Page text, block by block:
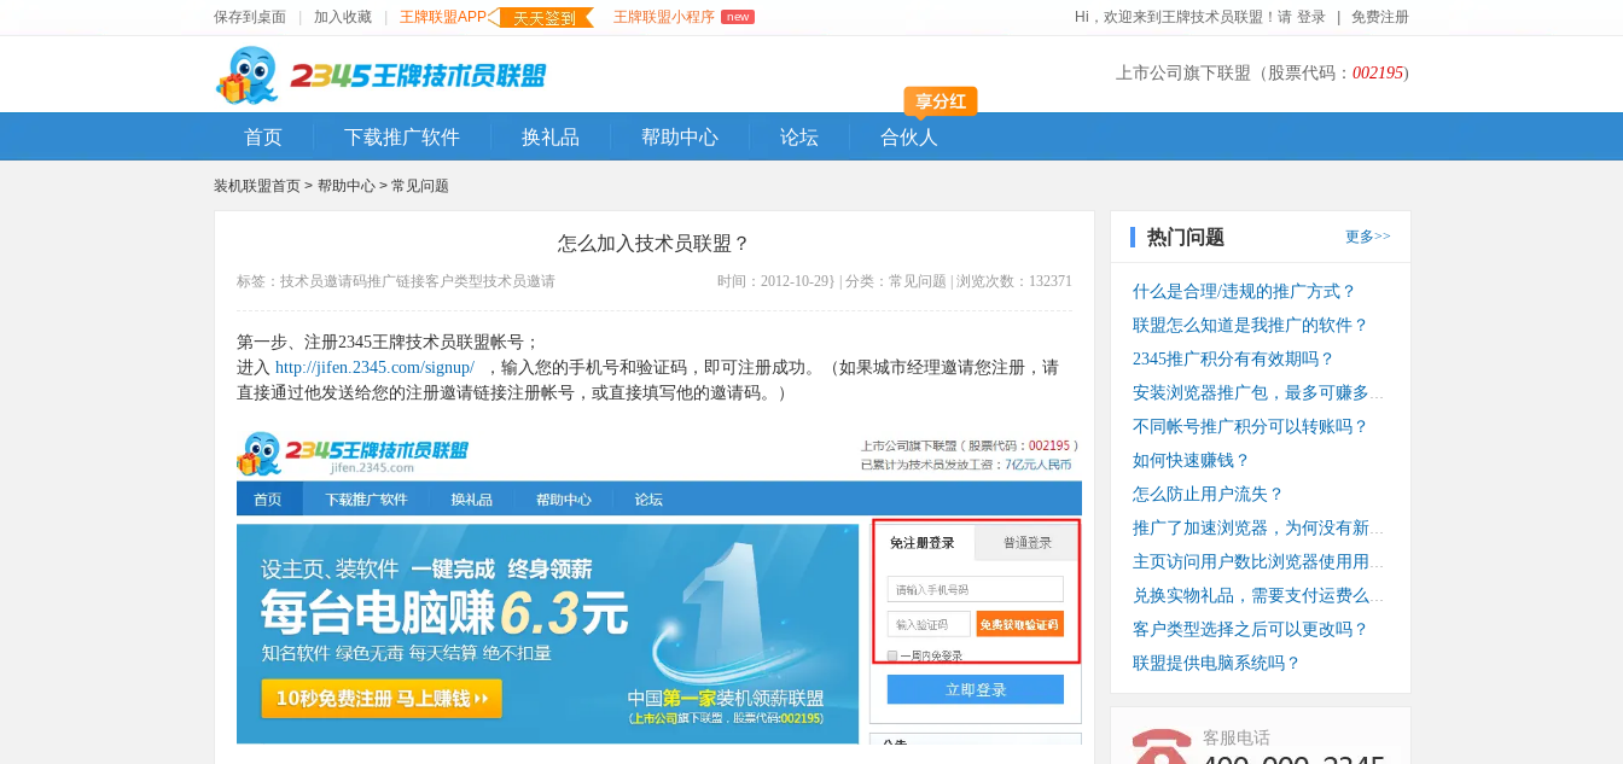
保存到桌面 加入收藏 王牌联盟APP 王牌联盟小程序 new Hi，欢迎来到王牌技术员联盟！请 登录 免费注册
上市公司旗下联盟（股票代码： 002195)
首页 下载推广软件 换礼品 帮助中心 论坛 合伙人
装机联盟首页 > 帮助中心 > 常见问题
怎么加入技术员联盟？
标签： 技术员邀请码推广链接客户类型技术员邀请 时间：2012-10-29} | 分类： 常见问题 | 浏览次数：132371
第一步、注册2345王牌技术员联盟帐号；
进入 http://jifen.2345.com/signup/ ，输入您的手机号和验证码，即可注册成功。（如果城市经理邀请您注册，请
直接通过他发送给您的注册邀请链接注册帐号，或直接填写他的邀请码。）
热门问题 更多>>
什么是合理/违规的推广方式？
联盟怎么知道是我推广的软件？
2345推广积分有有效期吗？
安装浏览器推广包，最多可赚多少钱？
不同帐号推广积分可以转账吗？
如何快速赚钱？
怎么防止用户流失？
推广了加速浏览器，为何没有新装收入？
主页访问用户数比浏览器使用用户数少？
兑换实物礼品，需要支付运费么？
客户类型选择之后可以更改吗？
联盟提供电脑系统吗？
客服电话